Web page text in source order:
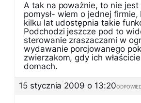
A tak na poważnie, to nie jest
pomysł- wiem o jednej firmie,
kilku lat udostępnia takie
Podchodzi jeszcze pod to
sterowanie zraszaczami w
wydawanie porcjowanego
zwierzakom, gdy ich
domach.
15 stycznia 2009 o 13:20